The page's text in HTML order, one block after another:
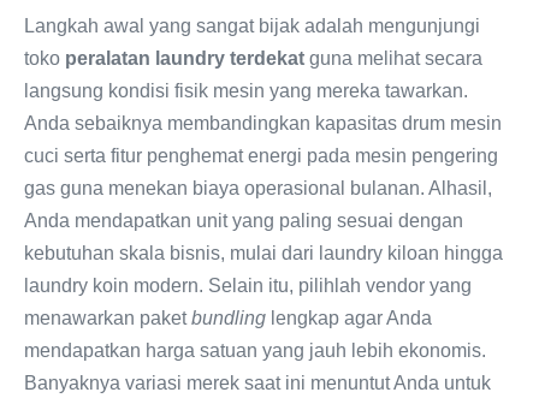
Langkah awal yang sangat bijak adalah mengunjungi
toko peralatan laundry terdekat guna melihat secara
langsung kondisi fisik mesin yang mereka tawarkan.
Anda sebaiknya membandingkan kapasitas drum mesin
cuci serta fitur penghemat energi pada mesin pengering
gas guna menekan biaya operasional bulanan. Alhasil,
Anda mendapatkan unit yang paling sesuai dengan
kebutuhan skala bisnis, mulai dari laundry kiloan hingga
laundry koin modern. Selain itu, pilihlah vendor yang
menawarkan paketbundling lengkap agar Anda
mendapatkan harga satuan yang jauh lebih ekonomis.
Banyaknya variasi merek saat ini menuntut Anda untuk